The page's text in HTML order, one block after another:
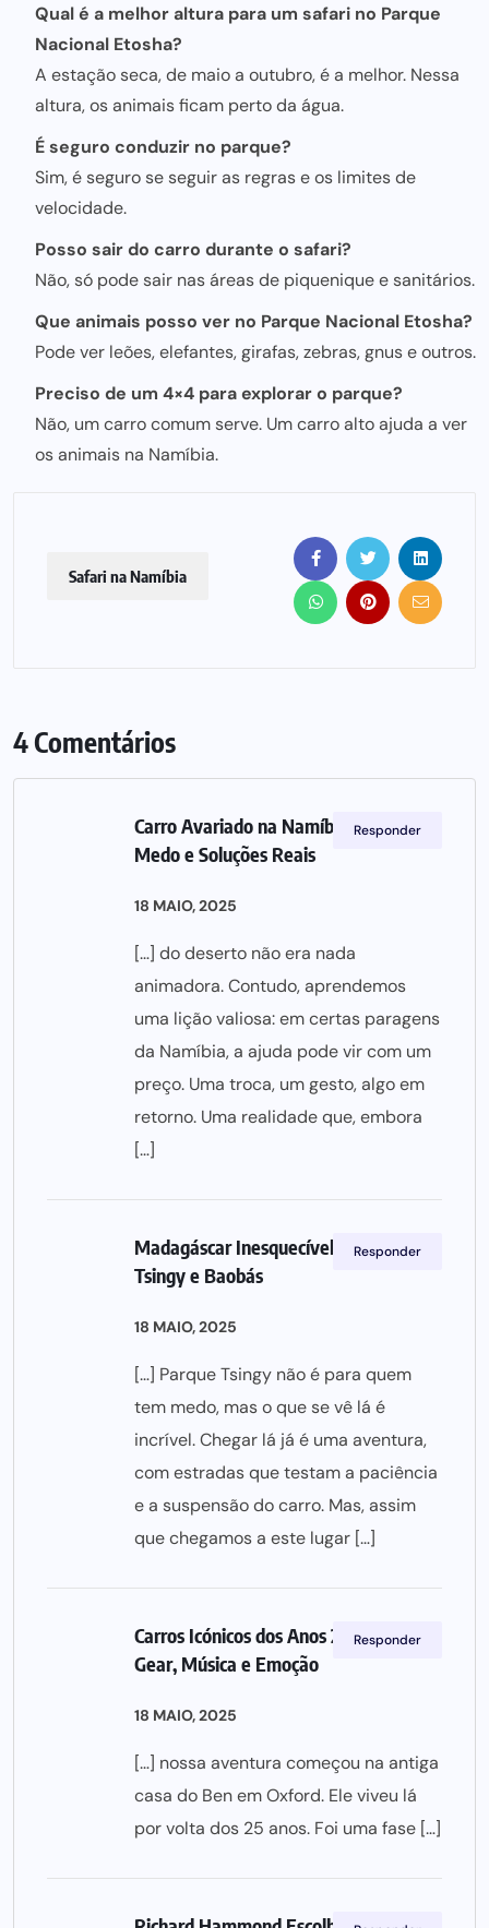
Qual é a melhor altura para um safari no Parque
Nacional Etosha?
A estação seca, de maio a outubro, é a melhor. Nessa
altura, os animais ficam perto da água.
É seguro conduzir no parque?
Sim, é seguro se seguir as regras e os limites de
velocidade.
Posso sair do carro durante o safari?
Não, só pode sair nas áreas de piquenique e sanitários.
Que animais posso ver no Parque Nacional Etosha?
Pode ver leões, elefantes, girafas, zebras, gnus e outros.
Preciso de um 4×4 para explorar o parque?
Não, um carro comum serve. Um carro alto ajuda a ver
os animais na Namíbia.
Safari na Namíbia
4 Comentários
Carro Avariado na Namíbia: Aventura,
Medo e Soluções Reais
18 MAIO, 2025
[…] do deserto não era nada
animadora. Contudo, aprendemos
uma lição valiosa: em certas paragens
da Namíbia, a ajuda pode vir com um
preço. Uma troca, um gesto, algo em
retorno. Uma realidade que, embora
[…]
Responder
Madagáscar Inesquecível: Lémures,
Tsingy e Baobás
18 MAIO, 2025
[…] Parque Tsingy não é para quem
tem medo, mas o que se vê lá é
incrível. Chegar lá já é uma aventura,
com estradas que testam a paciência
e a suspensão do carro. Mas, assim
que chegamos a este lugar […]
Responder
Carros Icónicos dos Anos 2000: Top
Gear, Música e Emoção
18 MAIO, 2025
[…] nossa aventura começou na antiga
casa do Ben em Oxford. Ele viveu lá
por volta dos 25 anos. Foi uma fase […]
Responder